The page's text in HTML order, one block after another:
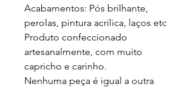
Acabamentos: Pós brilhante,
perolas, pintura acrilica, laços etc
Produto confeccionado
artesanalmente, com muito
capricho e carinho.
Nenhuma peça é igual a outra